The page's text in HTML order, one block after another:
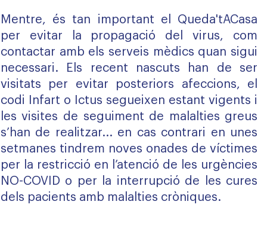
Mentre, és tan important el Queda'tACasa
per evitar la propagació del virus, com
contactar amb els serveis mèdics quan sigui
necessari. Els recent nascuts han de ser
visitats per evitar posteriors afeccions, el
codi Infart o Ictus segueixen estant vigents i
les visites de seguiment de malalties greus
s’han de realitzar... en cas contrari en unes
setmanes tindrem noves onades de víctimes
per la restricció en l’atenció de les urgències
NO-COVID o per la interrupció de les cures
dels pacients amb malalties cròniques.